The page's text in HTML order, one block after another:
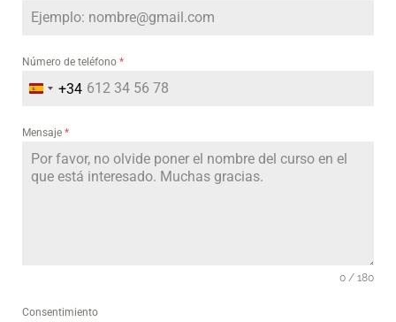
Número de teléfono *
Spain+34
Mensaje *
0 / 180
Consentimiento